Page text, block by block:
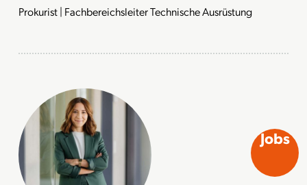
Prokurist | Fachbereichsleiter Technische Ausrüstung
Jobs